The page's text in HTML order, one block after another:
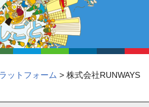
ットフォーム > 株式会社RUNWAYS